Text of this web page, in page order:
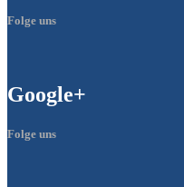
Folge uns
Google+
Folge uns